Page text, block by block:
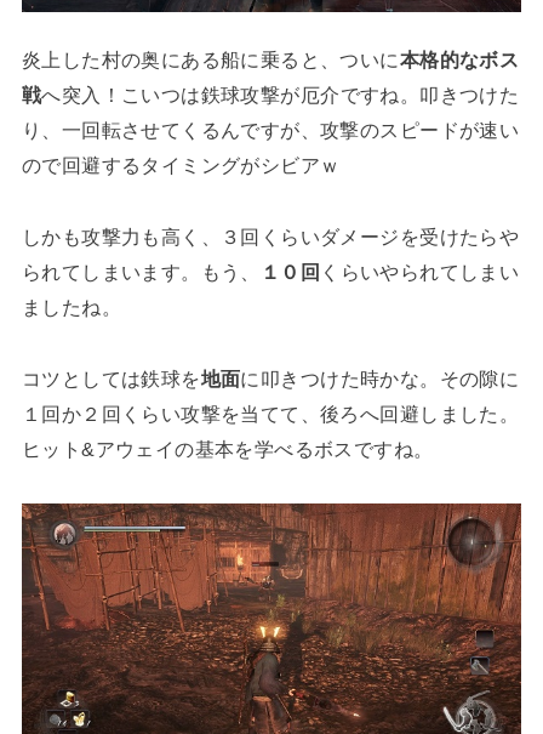
炎上した村の奥にある船に乗ると、ついに本格的なボス
戦へ突入！こいつは鉄球攻撃が厄介ですね。叩きつけた
り、一回転させてくるんですが、攻撃のスピードが速い
ので回避するタイミングがシビアｗ
しかも攻撃力も高く、３回くらいダメージを受けたらや
られてしまいます。もう、
１０回 くらいやられてしまい
ましたね。
コツとしては鉄球を地面に叩きつけた時かな。その隙に
１回か２回くらい攻撃を当てて、後ろへ回避しました。
ヒット&アウェイの基本を学べるボスですね。